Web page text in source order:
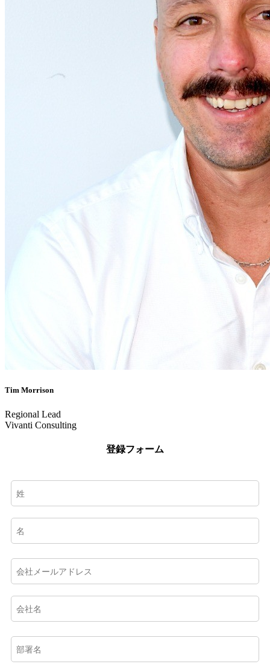
Tim Morrison
Regional Lead
Vivanti Consulting
登録フォーム